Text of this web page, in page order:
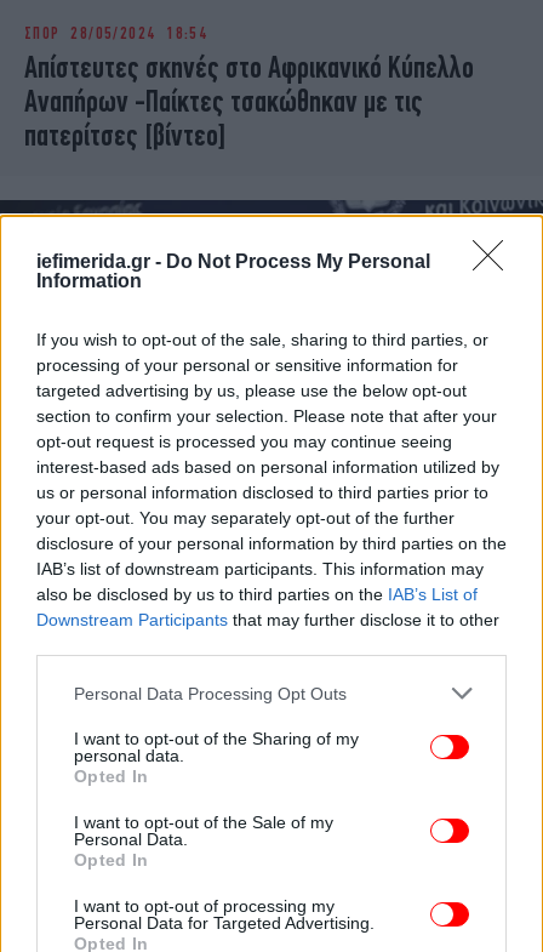
iefimerida.gr - Do Not Process My Personal
Information
If you wish to opt-out of the sale, sharing to third parties, or
processing of your personal or sensitive information for
targeted advertising by us, please use the below opt-out
section to confirm your selection. Please note that after your
opt-out request is processed you may continue seeing
interest-based ads based on personal information utilized by
us or personal information disclosed to third parties prior to
your opt-out. You may separately opt-out of the further
disclosure of your personal information by third parties on the
IAB’s list of downstream participants. This information may
also be disclosed by us to third parties on the IAB’s List of
Downstream Participants that may further disclose it to other
Please note that this website/app uses one or more Google
not limited to your visit or usage behaviour. You may click to
grant or deny consent to Google and its third-party tags to
use your data for below specified purposes in below Google
consent section.
Personal Data Processing Opt Outs
I want to opt-out of the Sharing of my
personal data.
Opted In
I want to opt-out of the Sale of my
Personal Data.
Opted In
I want to opt-out of processing my
Personal Data for Targeted Advertising.
Opted In
ΣΠΟΡ 28/05/2024 18:54
Απίστευτες σκηνές στο Αφρικανικό Κύπελλο
Αναπήρων -Παίκτες τσακώθηκαν με τις
πατερίτσες [βίντεο]
ΠΟΛΙΤΙΚΗ
Τσακλόγλου: Τέλος το πέναλτι 30% στους
εργαζόμενους συνταξιούχους, θα παρακρατείται
το 10% του έξτρα μισθού